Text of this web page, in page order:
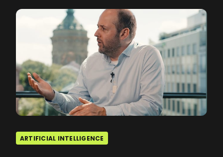
ARTIFICIAL INTELLIGENCE